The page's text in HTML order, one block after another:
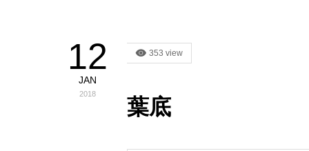
12
JAN
2018
353 view
葉底